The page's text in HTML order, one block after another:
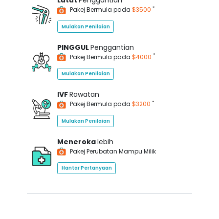
Pakej Bermula pada $3500 *
Mulakan Penilaian
PINGGULPenggantian
Pakej Bermula pada $4000 *
Mulakan Penilaian
IVFRawatan
Pakej Bermula pada $3200 *
Mulakan Penilaian
Menerokalebih
Pakej Perubatan Mampu Milik
Hantar Pertanyaan